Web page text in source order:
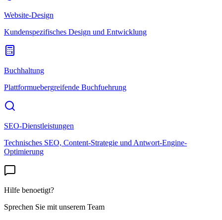
Website-Design
Kundenspezifisches Design und Entwicklung
Buchhaltung
Plattformuebergreifende Buchfuehrung
SEO-Dienstleistungen
Technisches SEO, Content-Strategie und Antwort-Engine-
Optimierung
Hilfe benoetigt?
Sprechen Sie mit unserem Team